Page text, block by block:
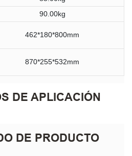
90.00kg
462*180*800mm
870*255*532mm
DE APLICACIÓN
DE PRODUCTO